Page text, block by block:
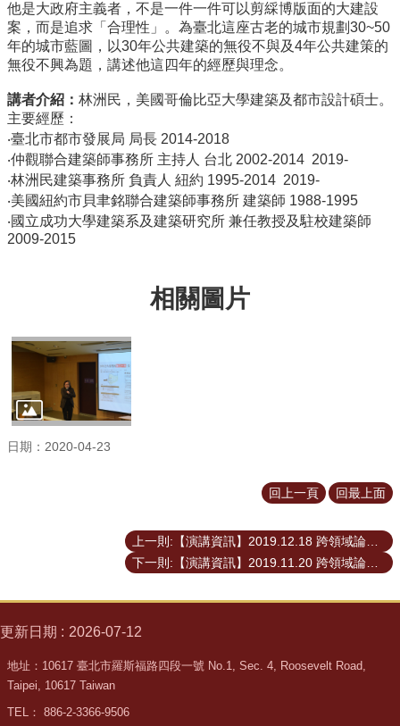
學
程
簡
介
教
學
研
究
系
所
成
員
道
生
專
區
會
捐
款
專
區
他是大政府主義者，不是一件一件可以剪綵博版面的大建設
案，而是追求「合理性」。為臺北這座古老的城市規劃30~50
年的城市藍圖，以30年公共建築的無役不與及4年公共建策的
無役不興為題，講述他這四年的經歷與理念。
講者介紹： 林洲民，美國哥倫比亞大學建築及都市設計碩士。
主要經歷：
‧臺北市都市發展局 局長 2014-2018
‧仲觀聯合建築師事務所 主持人 台北 2002-2014 2019-
‧林洲民建築事務所 負責人 紐約 1995-2014 2019-
‧美國紐約市貝聿銘聯合建築師事務所 建築師 1988-1995
‧國立成功大學建築系及建築研究所 兼任教授及駐校建築師
2009-2015
相關圖片
日期：2020-04-23
回上一頁 回最上面
更新日期 2026-07-12
地址：10617 臺北市羅斯福路四段一號 No.1, Sec. 4, Roosevelt Road,
Taipei, 10617 Taiwan
TEL： 886-2-3366-9506